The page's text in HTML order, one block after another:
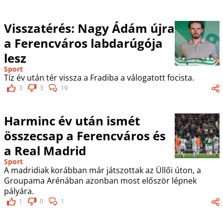
Visszatérés: Nagy Ádám újra
a Ferencváros labdarúgója
lesz
Sport
Tíz év után tér vissza a Fradiba a válogatott focista.
3 3 19
Harminc év után ismét
összecsap a Ferencváros és
a Real Madrid
Sport
A madridiak korábban már játszottak az Üllői úton, a
Groupama Arénában azonban most először lépnek
pályára.
1 0 1